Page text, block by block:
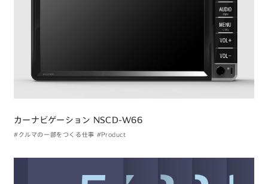
カーナビゲーション NSCD-W66
#クルマの一部をつくる仕事 #Product